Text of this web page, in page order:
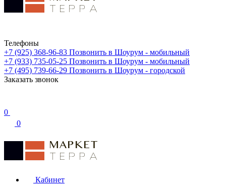
Телефоны
+7 (925) 368-96-83 Позвонить в Шоурум - мобильный
+7 (933) 735-05-25 Позвонить в Шоурум - мобильный
+7 (495) 739-66-29 Позвонить в Шоурум - городской
Заказать звонок
0
0
Кабинет